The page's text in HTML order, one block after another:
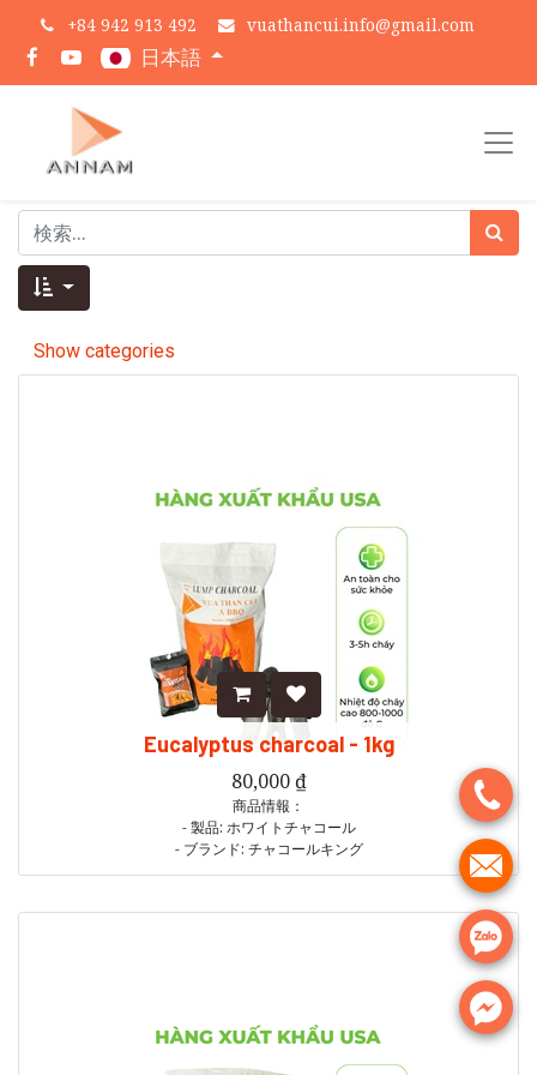
.
.
.
.
+84 942 913 492 vuathancui.info@gmail.com
日本語
Show categories
Eucalyptus charcoal - 1kg
80,000₫
商品情報：
- 製品: ホワイトチャコール
- ブランド: チャコールキング
- 重量: 1kg
チャコールキングの白炭1kg袋は、2〜4人家族のバーベキューパーティー
で肉を焼いたり、バーベキュー食材を焼いたりするのに十分です。